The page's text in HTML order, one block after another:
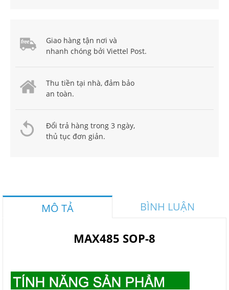
Giao hàng tận nơi và
nhanh chóng bởi Viettel Post.
Thu tiền tại nhà, đảm bảo
an toàn.
Đổi trả hàng trong 3 ngày,
thủ tục đơn giản.
MÔ TẢ BÌNH LUẬN
MAX485 SOP-8